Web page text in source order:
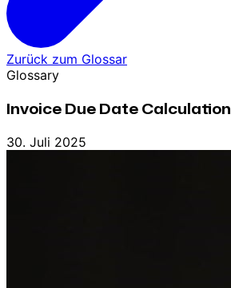
Zurück zum Glossar
Glossary
Invoice Due Date Calculation
30. Juli 2025